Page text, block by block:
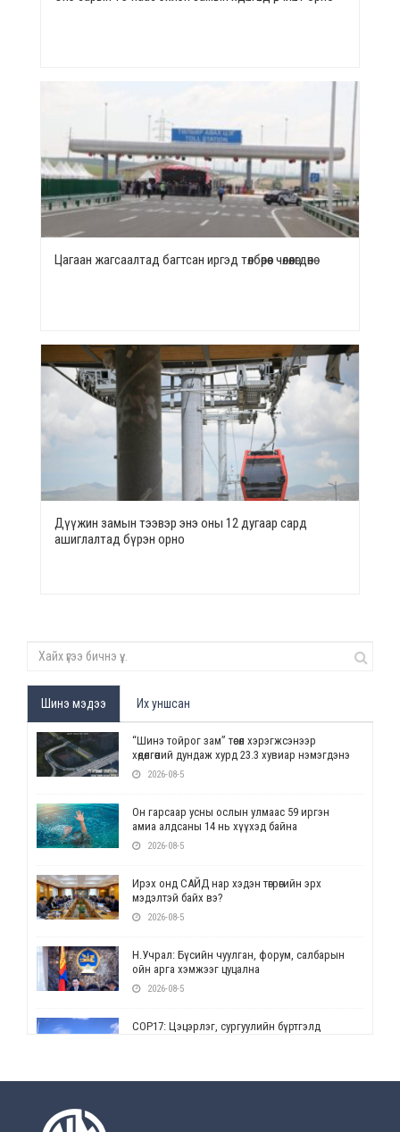
Цагаан жагсаалтад багтсан иргэд төлбөрөөс чөлөөлөгдөнө
Дүүжин замын тээвэр энэ оны 12 дугаар сард
ашиглалтад бүрэн орно
Шинэ мэдээ Их уншсан
“Шинэ тойрог зам” төсөл хэрэгжсэнээр
хөдөлгөөний дундаж хурд 23.3 хувиар нэмэгдэнэ
2026-08-5
Он гарсаар усны ослын улмаас 59 иргэн
амиа алдсаны 14 нь хүүхэд байна
2026-08-5
Ирэх онд САЙД нар хэдэн төгрөгийн эрх
мэдэлтэй байх вэ?
2026-08-5
Н.Учрал: Бүсийн чуулган, форум, салбарын
ойн арга хэмжээг цуцална
2026-08-5
СОР17: Цэцэрлэг, сургуулийн бүртгэлд